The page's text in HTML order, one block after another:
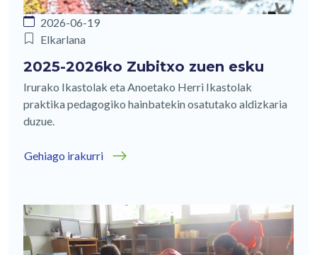
2026-06-19
Elkarlana
2025-2026ko Zubitxo zuen esku
Irurako Ikastolak eta Anoetako Herri Ikastolak
praktika pedagogiko hainbatekin osatutako aldizkaria
duzue.
Gehiago irakurri